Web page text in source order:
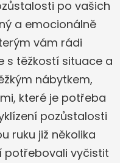
po vašich
a emocionálně
vám rádi
s těžkostí situace a
nábytkem,
které je potřeba
pozůstalosti
ruku již několika
potřebovali vyčistit